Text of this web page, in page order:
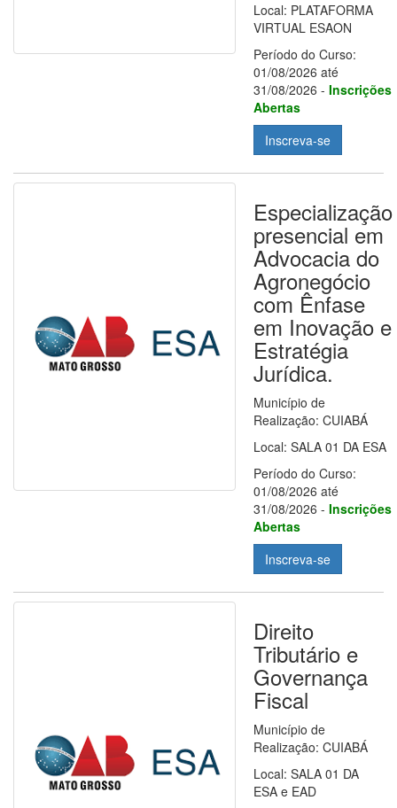
Local: PLATAFORMA
VIRTUAL ESAON
Período do Curso:
01/08/2026 até
31/08/2026 - Inscrições
Abertas
Inscreva-se
Especialização
presencial em
Advocacia do
Agronegócio
com Ênfase
em Inovação e
Estratégia
Jurídica.
Município de
Realização: CUIABÁ
Local: SALA 01 DA ESA
Período do Curso:
01/08/2026 até
31/08/2026 - Inscrições
Abertas
Inscreva-se
Direito
Tributário e
Governança
Fiscal
Município de
Realização: CUIABÁ
Local: SALA 01 DA
ESA e EAD